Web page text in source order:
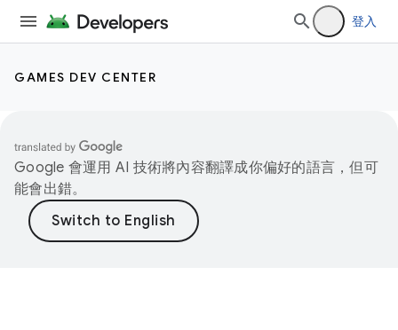
登入
GAMES DEV CENTER
Google 會運用 AI 技術將內容翻譯成你偏好的語言，但可
能會出錯。